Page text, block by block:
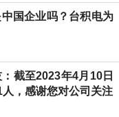
国企业吗？台积电为
截至2023年4月10日
，感谢您对公司关注